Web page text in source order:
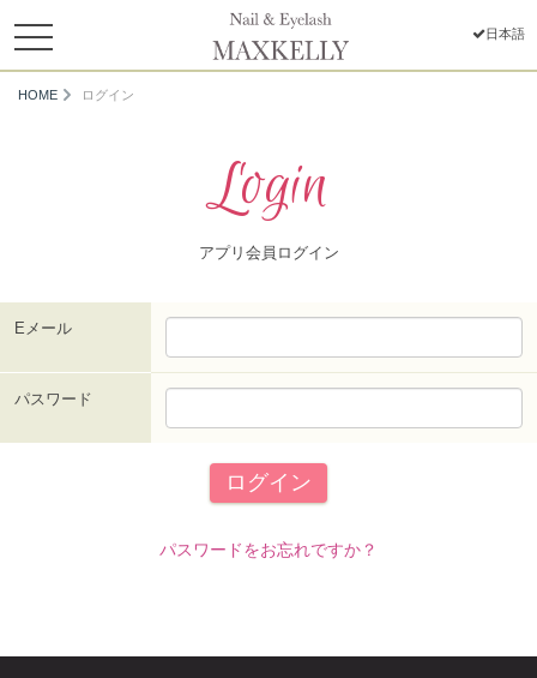
toggle
navigation
日本語
HOME ログイン
Login
アプリ会員ログイン
Eメール
パスワード
ログイン
パスワードをお忘れですか？